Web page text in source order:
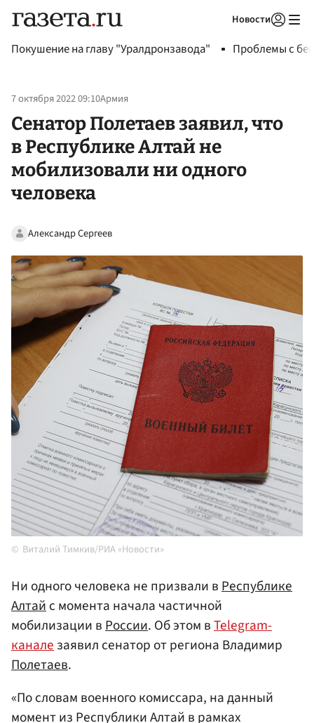
Новости
Покушение на главу "Уралдронзавода" Проблемы с
7 октября 2022 09:10Армия
Сенатор Полетаев заявил, что
в Республике Алтай не
мобилизовали ни одного
человека
Александр Сергеев
Виталий Тимкив/РИА «Новости»
Ни одного человека не призвали вРеспублике
Алтайс момента начала частичной
мобилизации вРоссии. Об этом вTelegram-
каналезаявил сенатор от региона Владимир
Полетаев.
«По словам военного комиссара, на данный
момент из Республики Алтай в рамках